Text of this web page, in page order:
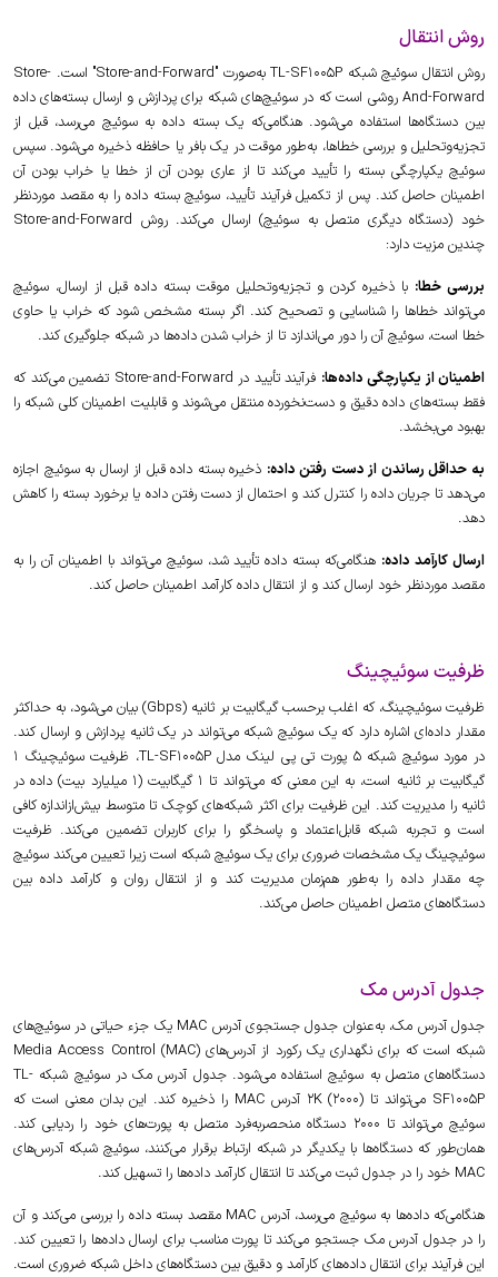
روش انتقال
روش انتقال سوئیچ شبکه TL-SF1005P به‌صورت "Store-and-Forward" است. Store-
And-Forward روشی است که در سوئیچ‌های شبکه برای پردازش و ارسال بسته‌های داده
بین دستگاه‌ها استفاده می‌شود. هنگامی‌که یک بسته داده به سوئیچ می‌رسد، قبل از
تجزیه‌وتحلیل و بررسی خطاها، به‌طور موقت در یک بافر یا حافظه ذخیره می‌شود. سپس
سوئیچ یکپارچگی بسته را تأیید می‌کند تا از عاری بودن آن از خطا یا خراب بودن آن
اطمینان حاصل کند. پس از تکمیل فرآیند تأیید، سوئیچ بسته داده را به مقصد موردنظر
خود (دستگاه دیگری متصل به سوئیچ) ارسال می‌کند. روش Store-and-Forward
چندین مزیت دارد:
بررسی خطا: با ذخیره کردن و تجزیه‌وتحلیل موقت بسته داده قبل از ارسال، سوئیچ
می‌تواند خطاها را شناسایی و تصحیح کند. اگر بسته مشخص شود که خراب یا حاوی
خطا است، سوئیچ آن را دور می‌اندازد تا از خراب شدن داده‌ها در شبکه جلوگیری کند.
اطمینان از یکپارچگی داده‌ها:
فرآیند تأیید در Store-and-Forward تضمین می‌کند که
فقط بسته‌های داده دقیق و دست‌نخورده منتقل می‌شوند و قابلیت اطمینان کلی شبکه را
بهبود می‌بخشد.
به حداقل رساندن از دست رفتن داده: ذخیره بسته داده قبل از ارسال به سوئیچ اجازه
می‌دهد تا جریان داده را کنترل کند و احتمال از دست رفتن داده یا برخورد بسته را کاهش
دهد.
ارسال کارآمد داده: هنگامی‌که بسته داده تأیید شد، سوئیچ می‌تواند با اطمینان آن را به
مقصد موردنظر خود ارسال کند و از انتقال داده کارآمد اطمینان حاصل کند.
ظرفیت سوئیچینگ
ظرفیت سوئیچینگ، که اغلب برحسب گیگابیت بر ثانیه (Gbps) بیان می‌شود، به حداکثر
مقدار داده‌ای اشاره دارد که یک سوئیچ شبکه می‌تواند در یک ثانیه پردازش و ارسال کند.
در مورد سوئیچ شبکه 5 پورت تی پی لینک مدل TL-SF1005P، ظرفیت سوئیچینگ 1
گیگابیت بر ثانیه است، به این معنی که می‌تواند تا 1 گیگابیت (1 میلیارد بیت) داده در
ثانیه را مدیریت کند. این ظرفیت برای اکثر شبکه‌های کوچک تا متوسط بیش‌ازاندازه کافی
است و تجربه شبکه قابل‌اعتماد و پاسخگو را برای کاربران تضمین می‌کند. ظرفیت
سوئیچینگ یک مشخصات ضروری برای یک سوئیچ شبکه است زیرا تعیین می‌کند سوئیچ
چه مقدار داده را به‌طور هم‌زمان مدیریت کند و از انتقال روان و کارآمد داده بین
دستگاه‌های متصل اطمینان حاصل می‌کند.
جدول آدرس مک
جدول آدرس مک، به‌عنوان جدول جستجوی آدرس MAC یک جزء حیاتی در سوئیچ‌های
شبکه است که برای نگهداری یک رکورد از آدرس‌های Media Access Control (MAC)
دستگاه‌های متصل به سوئیچ استفاده می‌شود. جدول آدرس مک در سوئیچ شبکه TL-
SF1005P می‌تواند تا 2K (2000) آدرس MAC را ذخیره کند. این بدان معنی است که
سوئیچ می‌تواند تا 2000 دستگاه منحصربه‌فرد متصل به پورت‌های خود را ردیابی کند.
همان‌طور که دستگاه‌ها با یکدیگر در شبکه ارتباط برقرار می‌کنند، سوئیچ شبکه آدرس‌های
MAC خود را در جدول ثبت می‌کند تا انتقال کارآمد داده‌ها را تسهیل کند.
هنگامی‌که داده‌ها به سوئیچ می‌رسد، آدرس MAC مقصد بسته داده را بررسی می‌کند و آن
را در جدول آدرس مک جستجو می‌کند تا پورت مناسب برای ارسال داده‌ها را تعیین کند.
این فرآیند برای انتقال داده‌های کارآمد و دقیق بین دستگاه‌های داخل شبکه ضروری است.